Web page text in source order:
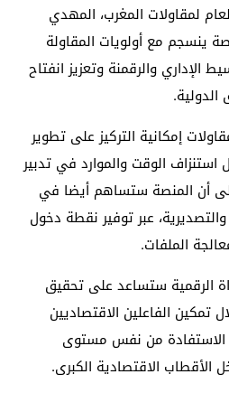
لمقاولات المغرب، المهدي
ينسجم مع أولويات المقاولة
الإداري والرقمنة وتعزيز انفتاح
إمكانية التركيز على تطوير
استنزاف الوقت والموارد في تدبير
أن المنصة ستساهم أيضا في
عبر توفير نقطة دخول
الملفات.
الرقمية ستساعد على تحقيق
الفاعلين الاقتصاديين
من نفس مستوى
الأقطاب الاقتصادية الكبرى.